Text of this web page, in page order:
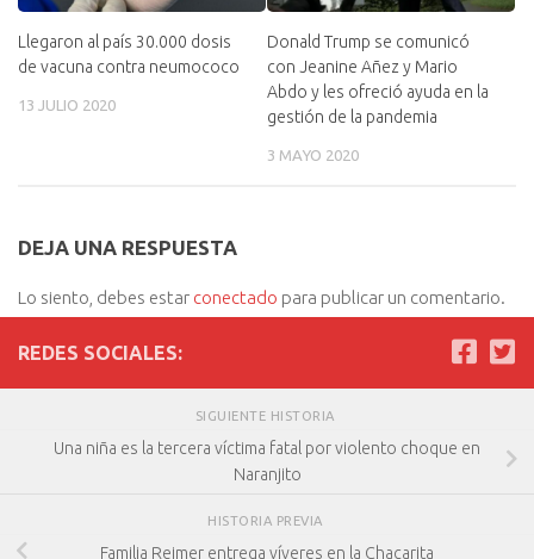
Llegaron al país 30.000 dosis
de vacuna contra neumococo
13 JULIO 2020
Donald Trump se comunicó
con Jeanine Añez y Mario
Abdo y les ofreció ayuda en la
gestión de la pandemia
3 MAYO 2020
DEJA UNA RESPUESTA
Lo siento, debes estar conectado para publicar un comentario.
REDES SOCIALES:
SIGUIENTE HISTORIA
Una niña es la tercera víctima fatal por violento choque en
Naranjito
HISTORIA PREVIA
Familia Reimer entrega víveres en la Chacarita